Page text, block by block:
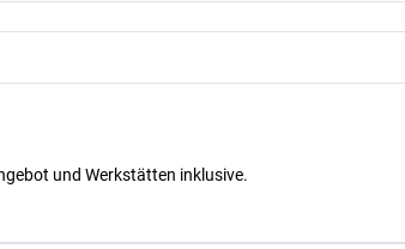
und Werkstätten inklusive.